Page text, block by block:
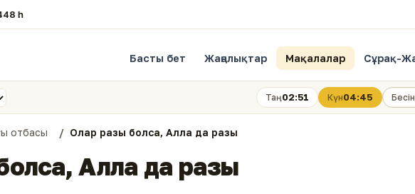
һ.
Басты бет Жаңалықтар Мақалалар Сұрақ-
Таң02:51 Күн04:45 Бесін
отбасы Олар разы болса, Алла да разы
Алла да разы